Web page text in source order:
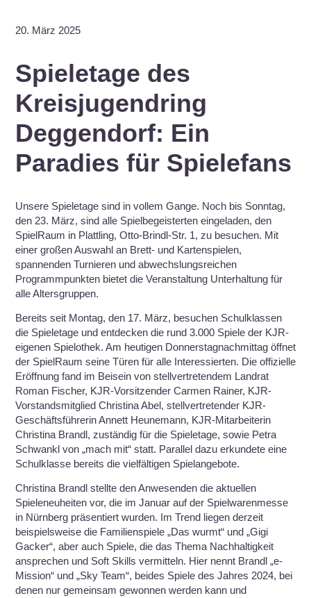
20. März 2025
Spieletage des
Kreisjugendring
Deggendorf: Ein
Paradies für Spielefans
Unsere Spieletage sind in vollem Gange. Noch bis Sonntag,
den 23. März, sind alle Spielbegeisterten eingeladen, den
SpielRaum in Plattling, Otto-Brindl-Str. 1, zu besuchen. Mit
einer großen Auswahl an Brett- und Kartenspielen,
spannenden Turnieren und abwechslungsreichen
Programmpunkten bietet die Veranstaltung Unterhaltung für
alle Altersgruppen.
Bereits seit Montag, den 17. März, besuchen Schulklassen
die Spieletage und entdecken die rund 3.000 Spiele der KJR-
eigenen Spielothek. Am heutigen Donnerstagnachmittag öffnet
der SpielRaum seine Türen für alle Interessierten. Die offizielle
Eröffnung fand im Beisein von stellvertretendem Landrat
Roman Fischer, KJR-Vorsitzender Carmen Rainer, KJR-
Vorstandsmitglied Christina Abel, stellvertretender KJR-
Geschäftsführerin Annett Heunemann, KJR-Mitarbeiterin
Christina Brandl, zuständig für die Spieletage, sowie Petra
Schwankl von „mach mit“ statt. Parallel dazu erkundete eine
Schulklasse bereits die vielfältigen Spielangebote.
Christina Brandl stellte den Anwesenden die aktuellen
Spieleneuheiten vor, die im Januar auf der Spielwarenmesse
in Nürnberg präsentiert wurden. Im Trend liegen derzeit
beispielsweise die Familienspiele „Das wurmt“ und „Gigi
Gacker“, aber auch Spiele, die das Thema Nachhaltigkeit
ansprechen und Soft Skills vermitteln. Hier nennt Brandl „e-
Mission“ und „Sky Team“, beides Spiele des Jahres 2024, bei
denen nur gemeinsam gewonnen werden kann und